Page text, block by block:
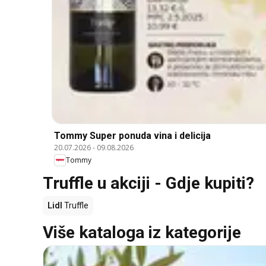
Tommy Super ponuda vina i delicija
20.07.2026- 09.08.2026
Tommy
Truffle u akciji - Gdje kupiti?
Lidl Truffle
Više kataloga iz kategorije